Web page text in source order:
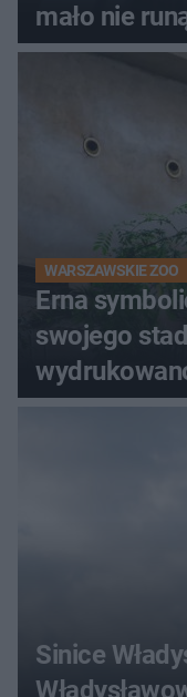
mało nie
WARSZAWSKIE ZOO
Erna
swojego
Sinice